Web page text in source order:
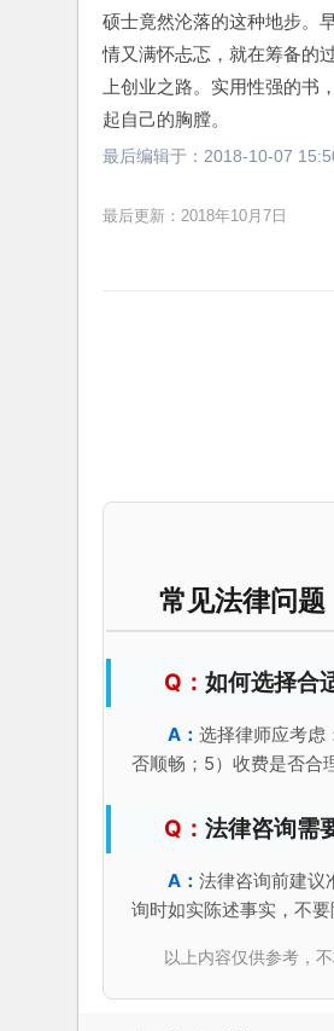
硕士竟然沦落的这种地步。
情又满怀忐忑，就在筹备的
上创业之路。实用性强的
起自己的胸膛。
最后编辑于： 2018-10-07
最后更新：2018年10月7日
常见法律问题
如何选择合
选择律师应考虑
否顺畅；5）收费是否合
法律咨询需
法律咨询前建议
询时如实陈述事实，不
以上内容仅供参考，